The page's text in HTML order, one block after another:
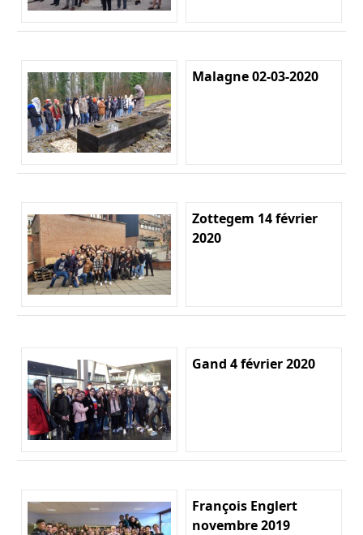
Malagne 02-03-2020
Zottegem 14 février
2020
Gand 4 février 2020
François Englert
novembre 2019